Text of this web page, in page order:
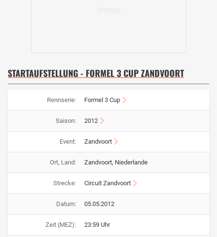
STARTAUFSTELLUNG - FORMEL 3 CUP ZANDVOORT
Rennserie: Formel 3 Cup
Saison: 2012
Event: Zandvoort
Ort, Land: Zandvoort, Niederlande
Strecke: Circuit Zandvoort
Datum: 05.05.2012
Zeit (MEZ): 23:59 Uhr